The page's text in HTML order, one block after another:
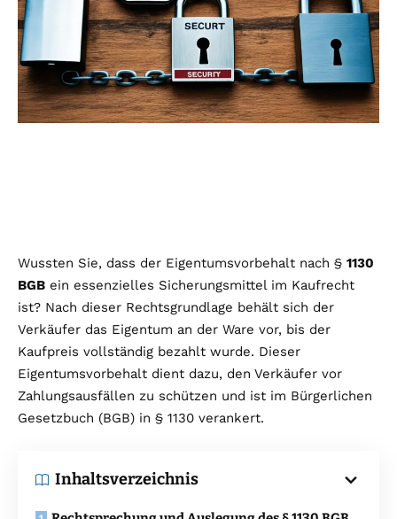
Wussten Sie, dass der Eigentumsvorbehalt nach § 1130
BGB ein essenzielles Sicherungsmittel im Kaufrecht
ist? Nach dieser Rechtsgrundlage behält sich der
Verkäufer das Eigentum an der Ware vor, bis der
Kaufpreis vollständig bezahlt wurde. Dieser
Eigentumsvorbehalt dient dazu, den Verkäufer vor
Zahlungsausfällen zu schützen und ist im Bürgerlichen
Gesetzbuch (BGB) in § 1130 verankert.
Inhaltsverzeichnis